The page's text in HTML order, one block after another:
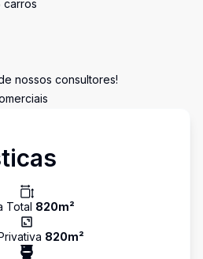
carros
nossos consultores!
Total 820m²
820m²